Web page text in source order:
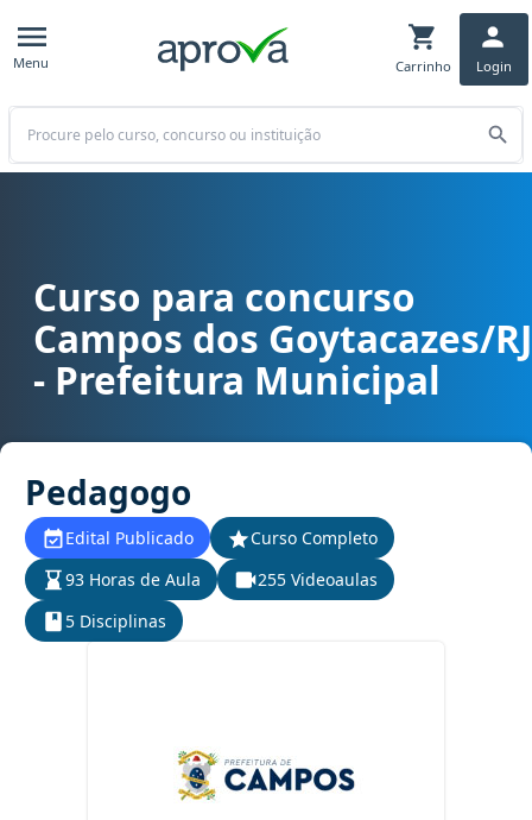
Menu Carrinho Login
Buscar
Curso para concurso Campos dos Goytacazes/RJ - Prefeitura
Curso para concurso
Campos dos Goytacazes/RJ
- Prefeitura Municipal
Pedagogo
Edital Publicado
Curso Completo
93 Horas de Aula
255 Videoaulas
5 Disciplinas